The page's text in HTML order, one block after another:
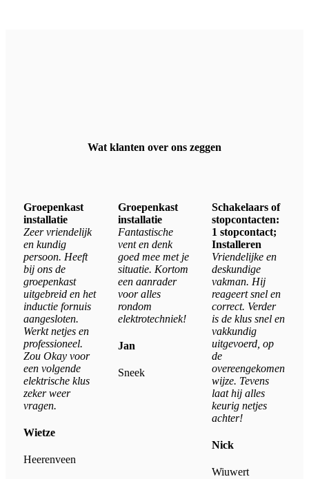
Wat klanten over ons zeggen
Groepenkast
installatie
Zeer vriendelijk
en kundig
persoon. Heeft
bij ons de
groepenkast
uitgebreid en het
inductie fornuis
aangesloten.
Werkt netjes en
professioneel.
Zou Okay voor
een volgende
elektrische klus
zeker weer
vragen.
Wietze
Heerenveen
Groepenkast
installatie
Fantastische
vent en denk
goed mee met je
situatie. Kortom
een aanrader
voor alles
rondom
elektrotechniek!
Jan
Sneek
Schakelaars of
stopcontacten:
1 stopcontact;
Installeren
Vriendelijke en
deskundige
vakman. Hij
reageert snel en
correct. Verder
is de klus snel en
vakkundig
uitgevoerd, op
de
overeengekomen
wijze. Tevens
laat hij alles
keurig netjes
achter!
Nick
Wiuwert